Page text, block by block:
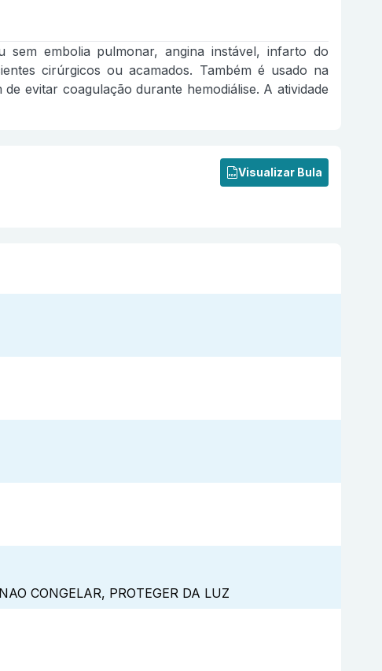
embolia pulmonar, angina instável, infarto do
cirúrgicos ou acamados. Também é usado na
evitar coagulação durante hemodiálise. A atividade
Visualizar Bula
CONGELAR, PROTEGER DA LUZ